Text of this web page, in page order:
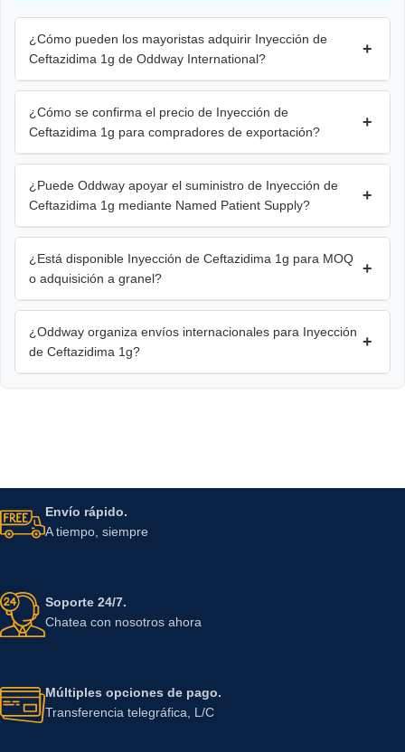
¿Cómo pueden los mayoristas adquirir Inyección de
Ceftazidima 1g de Oddway International?
+
¿Cómo se confirma el precio de Inyección de
Ceftazidima 1g para compradores de exportación?
+
¿Puede Oddway apoyar el suministro de Inyección de
Ceftazidima 1g mediante Named Patient Supply?
+
¿Está disponible Inyección de Ceftazidima 1g para MOQ
o adquisición a granel?
+
¿Oddway organiza envíos internacionales para Inyección
de Ceftazidima 1g?
+
Envío rápido.
A tiempo, siempre
Soporte 24/7.
Chatea con nosotros ahora
Múltiples opciones de pago.
Transferencia telegráfica, L/C